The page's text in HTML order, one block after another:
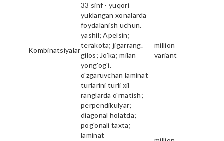
33 sinf - yuqori
yuklangan xonalarda
foydalanish uchun.
Kombinatsiyalar
yashil; Apelsin;
terakota; jigarrang.
gilos; Jo'ka; milan
yong'og'i.
million
variant
o'zgaruvchan laminat
turlarini turli xil
ranglarda o'rnatish;
perpendikulyar;
diagonal holatda;
pog'onali taxta;
laminat